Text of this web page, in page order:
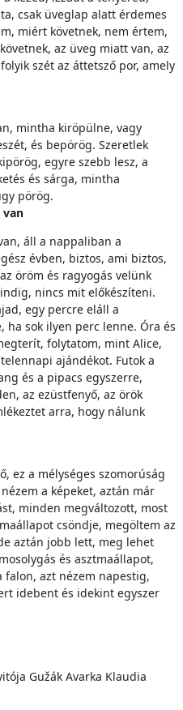
csak üveglap alatt érdemes
miért követnek, nem értem,
az üveg miatt van, az
szét az áttetsző por, amely
mintha kiröpülne, vagy
és bepörög. Szeretlek
egyre szebb lesz, a
és sárga, mintha
pörög.
van
áll a nappaliban a
évben, biztos, ami biztos,
öröm és ragyogás velünk
nincs mit előkészíteni.
egy percre eláll a
ha sok ilyen perc lenne. Óra és
folytatom, mint Alice,
ajándékot. Futok a
és a pipacs egyszerre,
az ezüstfenyő, az örök
arra, hogy nálunk
ez a mélységes szomorúság
a képeket, aztán már
minden megváltozott, most
csöndje, megöltem az
aztán jobb lett, meg lehet
és asztmaállapot,
falon, azt nézem napestig,
idebent és idekint egyszer